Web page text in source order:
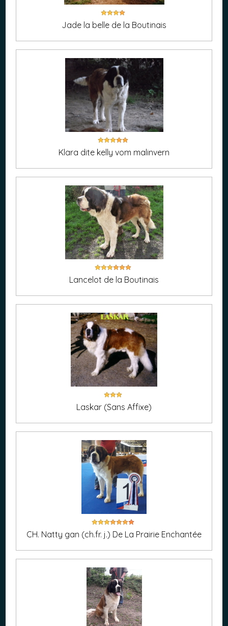
Jade la belle de la Boutinais
Klara dite kelly vom malinvern
Lancelot de la Boutinais
Laskar (Sans Affixe)
CH. Natty gan (ch.fr. j.) De La Prairie Enchantée